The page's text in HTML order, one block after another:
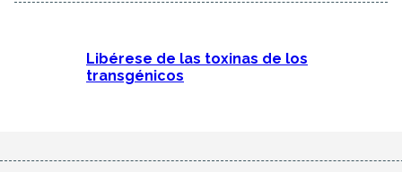
Libérese de las toxinas de los
transgénicos